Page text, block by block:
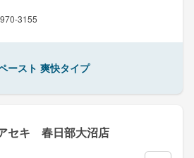
3155
ースト 爽快タイプ
セキ 春日部大沼店